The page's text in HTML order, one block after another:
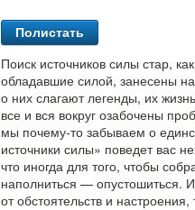
Полистать
Поиск источников силы стар,
обладавшие силой, занесены
о них слагают легенды, их
все и вся вокруг озабочены
мы почему-то забываем о
источники силы» поведет вас
что иногда для того, чтобы
наполниться — опустошиться.
от обстоятельств и